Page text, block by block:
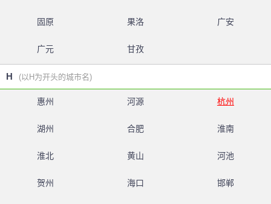
固原 果洛 广安
广元 甘孜
H (以H为开头的城市名)
惠州 河源 杭州
湖州 合肥 淮南
淮北 黄山 河池
贺州 海口 邯郸